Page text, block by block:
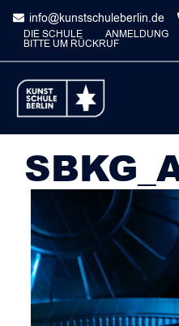
Skip
content
info@kunstschuleberlin.de
DIE SCHULE ANMELDUNG
BITTE UM RÜCKRUF